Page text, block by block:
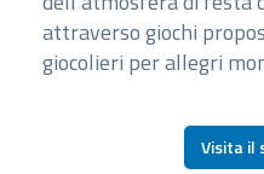
attraverso giochi
giocolieri per allegri
Visita il